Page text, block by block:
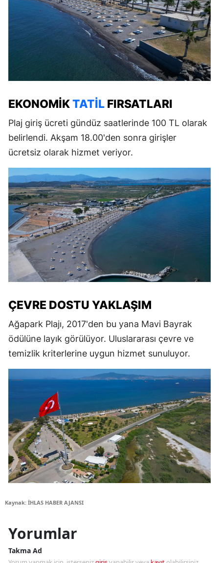
EKONOMIKTATIL FIRSATLARI
Plaj giriş ücreti gündüz saatlerinde 100 TL olarak
belirlendi. Akşam 18.00'den sonra girişler
ücretsiz olarak hizmet veriyor.
ÇEVRE DOSTU YAKLAŞIM
Ağapark Plajı, 2017'den bu yana Mavi Bayrak
ödülüne layık görülüyor. Uluslararası çevre ve
temizlik kriterlerine uygun hizmet sunuluyor.
Kaynak: İHLAS HABER AJANSI
Yorumlar
Takma Ad